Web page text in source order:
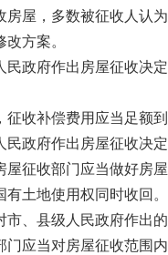
，多数被征收人认为
方案。
政府作出房屋征收决
收补偿费用应当足额到
政府作出房屋征收决
征收部门应当做好房屋
土地使用权同时收回。
、县级人民政府作出
应当对房屋征收范围